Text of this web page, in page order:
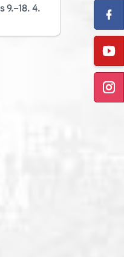
9.–18. 4.